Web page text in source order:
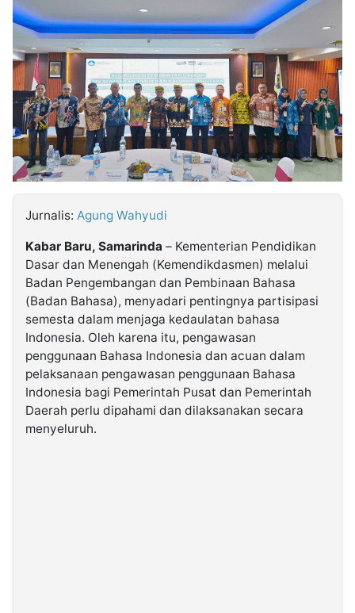
Partner
Insight
NTB
Suara
Time
Lens
IDN
Daily
Jogja
Jalan
Rakyat
Idealita
News
Kita
Notice
Dinamikapost.com
Radar
Baru
Seedbacklink
Follow
Kabarbaru
2026
Kabarbaru
Media
Jurnalis: Agung Wahyudi
Kabar Baru, Samarinda – Kementerian Pendidikan
Dasar dan Menengah (Kemendikdasmen) melalui
Badan Pengembangan dan Pembinaan Bahasa
(Badan Bahasa), menyadari pentingnya partisipasi
semesta dalam menjaga kedaulatan bahasa
Indonesia. Oleh karena itu, pengawasan
penggunaan Bahasa Indonesia dan acuan dalam
pelaksanaan pengawasan penggunaan Bahasa
Indonesia bagi Pemerintah Pusat dan Pemerintah
Daerah perlu dipahami dan dilaksanakan secara
menyeluruh.